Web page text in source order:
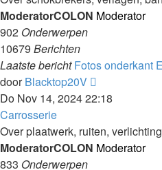
ModeratorCOLON Moderator
902 Onderwerpen
10679 Berichten
Laatste bericht Fotos onderkant
doorBlacktop20V
bericht
Do Nov 14, 2024 22:18
Carrosserie
Over plaatwerk, ruiten,
ModeratorCOLON Moderator
833 Onderwerpen